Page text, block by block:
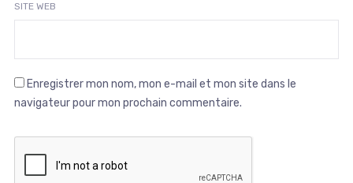
SITE WEB
Enregistrer mon nom, mon e-mail et mon site dans le
navigateur pour mon prochain commentaire.